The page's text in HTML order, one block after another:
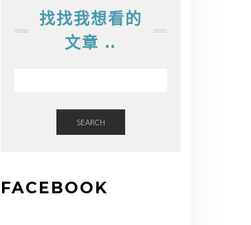
找找我想看的
文章 ..
SEARCH
FACEBOOK